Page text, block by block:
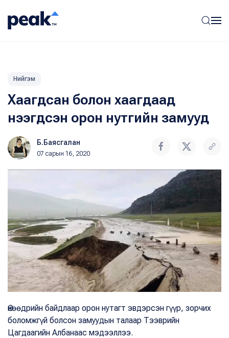
Нийгэм
Хаагдсан болон хаагдаад
нээгдсэн орон нутгийн замууд
Б.Баясгалан
07 сарын 16, 2020
Өнөөдрийн байдлаар орон нутагт эвдэрсэн гүүр, зорчих
боломжгүй болсон замуудын талаар Тээврийн
Цагдаагийн Албанаас мэдээллээ.